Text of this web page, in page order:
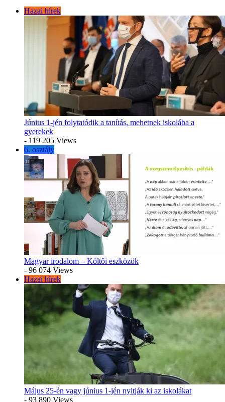
Hazai hírek
Június 1-jén folytatódik a tanítás, mehetnek iskolába a
gyerekek
- 119 205 Views
6. osztály
Magyar irodalom – Költői eszközök
- 96 074 Views
Hazai hírek
Május 25-én vagy június 1-jén nyitják ki az iskolákat
- 93 890 Views